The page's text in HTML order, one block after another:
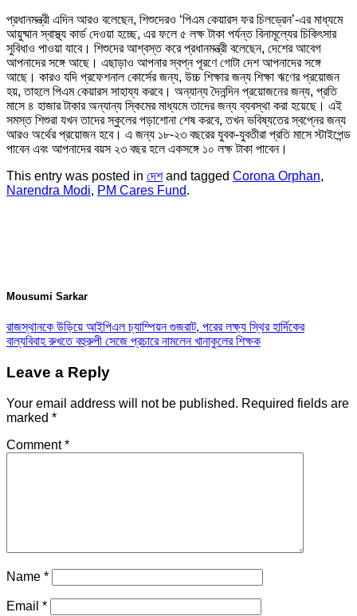
প্রধানমন্ত্রী এদিন আরও বলেছেন, শিশুদেরও ‘পিএম কেয়ারস ফর চিলড্রেন’-এর মাধ্যমে
আয়ুষ্মান স্বাস্থ্য কার্ড দেওয়া হচ্ছে, এর ফলে ৫ লক্ষ টাকা পর্যন্ত বিনামূল্যের চিকিৎসার
সুবিধাও পাওয়া যাবে। শিশুদের আশ্বস্ত করে প্রধানমন্ত্রী বলেছেন, দেশের আবেগ
আপনাদের সঙ্গে আছে। এছাড়াও আপনার স্বপ্ন পূরণে গোটা দেশ আপনাদের সঙ্গে
আছে। কারও যদি প্রফেশনাল কোর্সের জন্য, উচ্চ শিক্ষার জন্য শিক্ষা ঋণের প্রয়োজন
হয়, তাহলে পিএম কেয়ারস সাহায্য করবে। অন্যান্য দৈনন্দিন প্রয়োজনের জন্য, প্রতি
মাসে ৪ হাজার টাকার অন্যান্য স্কিমের মাধ্যমে তাদের জন্য ব্যবস্থা করা হয়েছে। এই
সমস্ত শিশুরা যখন তাদের স্কুলের পড়াশোনা শেষ করবে, তখন ভবিষ্যতের স্বপ্নের জন্য
আরও অর্থের প্রয়োজন হবে। এ জন্য ১৮-২৩ বছরের যুবক-যুবতীরা প্রতি মাসে স্টাইপেন্ড
পাবেন এবং আপনাদের বয়স ২৩ বছর হলে একসঙ্গে ১০ লক্ষ টাকা পাবেন।
This entry was posted in দেশand tagged Corona Orphan,
Narendra Modi, PM Cares Fund.
Mousumi Sarkar
রাজস্থানকে উড়িয়ে আইপিএল চ্যাম্পিয়ন গুজরাট, পরের লক্ষ্য স্থির হার্দিকের
বাল্যবিবাহ রুখতে বহুরুপী সেজে প্রচারে নামলেন খানাকুলের শিক্ষক
Leave a Reply
Your email address will not be published. Required fields are
marked *
Comment*
Name *
Email *